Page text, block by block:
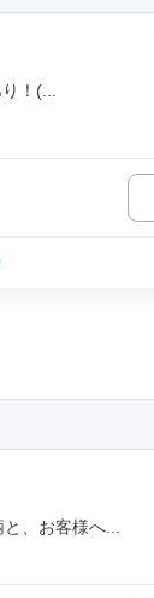
！(...
、お客様へ...